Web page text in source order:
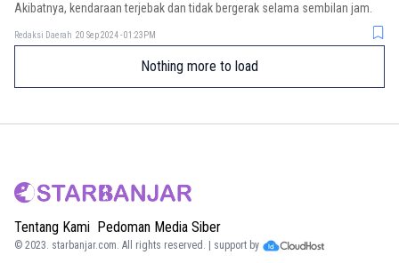
Akibatnya, kendaraan terjebak dan tidak bergerak selama sembilan jam.
Redaksi Daerah 20 Sep 2024 - 01:23PM
Nothing more to load
Tentang Kami Pedoman Media Siber
© 2023. starbanjar.com. All rights reserved. | support by